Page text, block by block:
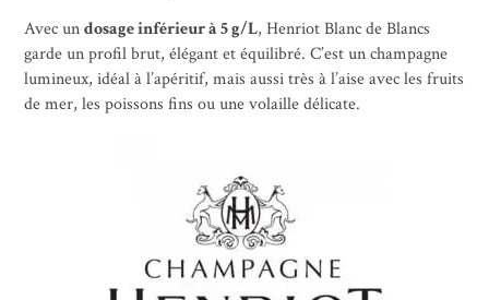
Avec undosage inférieur à 5 g/L, Henriot Blanc de Blancs
garde un profil brut, élégant et équilibré. C’est un champagne
lumineux, idéal à l’apéritif, mais aussi très à l’aise avec les fruits
de mer, les poissons fins ou une volaille délicate.